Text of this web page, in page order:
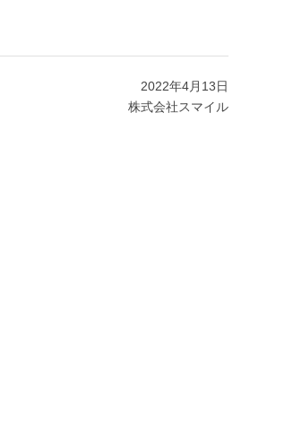
2022年4月13日
株式会社スマイル